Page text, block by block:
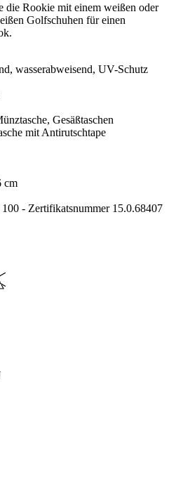
die Rookie mit einem weißen oder
Golfschuhen für einen
wasserabweisend, UV-Schutz
Gesäßtaschen
mit Antirutschtape
cm
- Zertifikatsnummer 15.0.68407